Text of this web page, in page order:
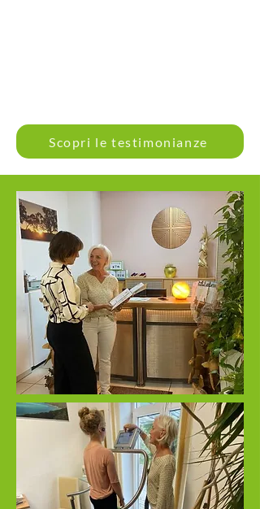
Scopri le testimonianze